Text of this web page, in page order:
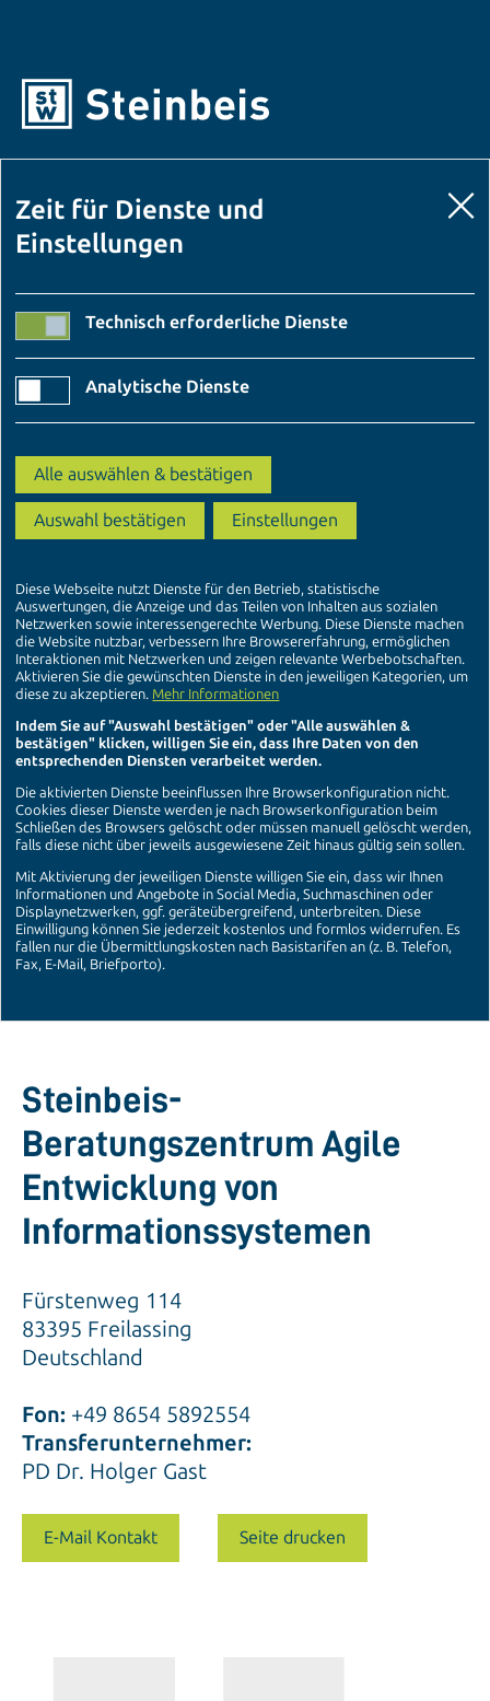
Steinbeis-
Beratungszentrum Agile
Entwicklung von
Informationssystemen
Fürstenweg 114
83395 Freilassing
Deutschland
Fon: +49 8654 5892554
Transferunternehmer:
PD Dr. Holger Gast
E-Mail Kontakt Seite drucken